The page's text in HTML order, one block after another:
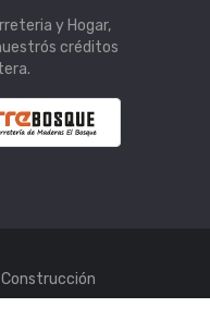
y Hogar,
créditos